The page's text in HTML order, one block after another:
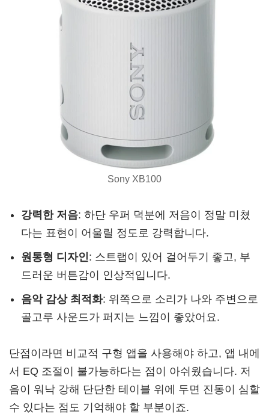
Sony XB100
강력한 저음: 하단 우퍼 덕분에 저음이 정말 미쳤
다는 표현이 어울릴 정도로 강력합니다.
원통형 디자인: 스트랩이 있어 걸어두기 좋고, 부
드러운 버튼감이 인상적입니다.
음악 감상 최적화: 위쪽으로 소리가 나와 주변으로
골고루 사운드가 퍼지는 느낌이 좋았어요.
단점이라면 비교적 구형 앱을 사용해야 하고, 앱 내에
서 EQ 조절이 불가능하다는 점이 아쉬웠습니다. 저
음이 워낙 강해 단단한 테이블 위에 두면 진동이 심할
수 있다는 점도 기억해야 할 부분이죠.